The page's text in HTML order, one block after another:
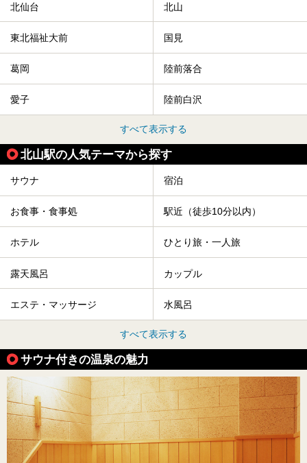
北仙台 北山
東北福祉大前 国見
葛岡 陸前落合
愛子 陸前白沢
すべて表示する
北山駅の人気テーマから探す
サウナ 宿泊
お食事・食事処 駅近（徒歩10分以内）
ホテル ひとり旅・一人旅
露天風呂 カップル
エステ・マッサージ 水風呂
すべて表示する
サウナ付きの温泉の魅力